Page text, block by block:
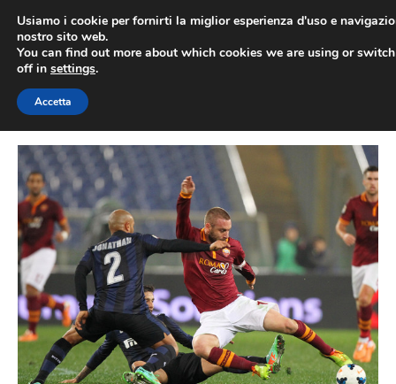
contenuto
Usiamo i cookie per fornirti la miglior esperienza d'uso e
nostro sito web.
You can find out more about which cookies we are using or
off in settings.
Accetta